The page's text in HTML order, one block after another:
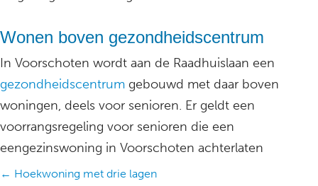
Wonen boven gezondheidscentrum
In Voorschoten wordt aan de Raadhuislaan een
gezondheidscentrum gebouwd met daar boven
woningen, deels voor senioren. Er geldt een
voorrangsregeling voor senioren die een
eengezinswoning in Voorschoten achterlaten
Posts
← Hoekwoning met drie lagen